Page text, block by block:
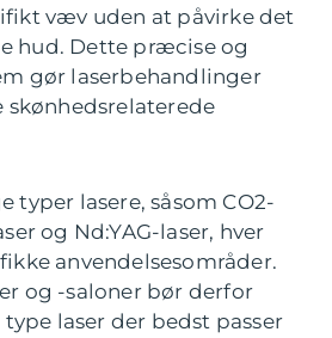
væv uden at påvirke det
hud. Dette præcise og
gør laserbehandlinger
typer lasere, såsom CO2-
og Nd:YAG-laser, hver
anvendelsesområder.
og -saloner bør derfor
laser der bedst passer